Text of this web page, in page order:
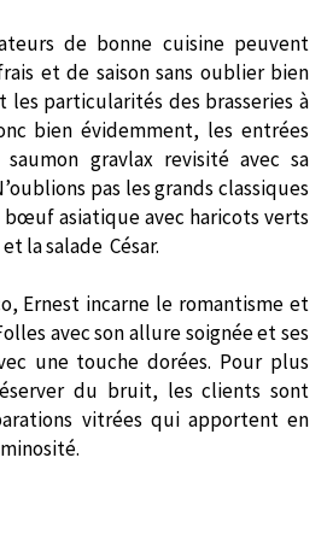
de bonne cuisine peuvent
et de saison sans oublier bien
particularités des brasseries à
bien évidemment, les entrées
gravlax revisité avec sa
pas les grands classiques
asiatique avec haricots verts
la salade César.
Ernest incarne le romantisme et
avec son allure soignée et ses
une touche dorées. Pour plus
du bruit, les clients sont
vitrées qui apportent en